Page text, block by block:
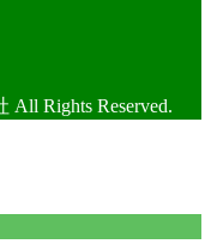
Rights Reserved.